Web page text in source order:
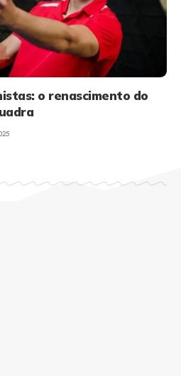
o renascimento do